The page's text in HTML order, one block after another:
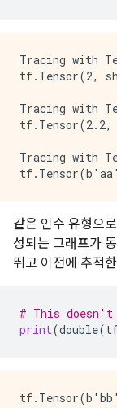
Tracing with
tf.Tensor(2,
Tracing with
tf.Tensor(2.2,
Tracing with
같은 인수 유형으로
성되는 그래프가
뛰고 이전에 추적
# This
print(double(